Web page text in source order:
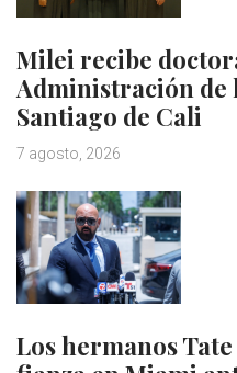
Milei recibe
Administración de
Santiago de Cali
7 agosto, 2026
Los hermanos